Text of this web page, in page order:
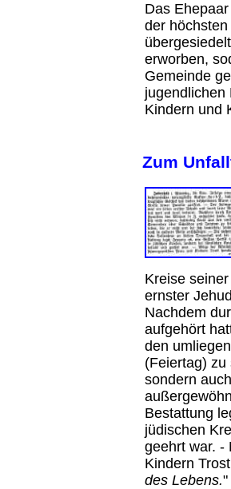
Das
der
erworben,
Gemeinde
jugendlichen
Kindern
Zum
Kreise
ernster
Nachdem
aufgehört
den
(Feiertag)
sondern
Bestattung
jüdischen
geehrt war. -
Kindern
des Lebens.